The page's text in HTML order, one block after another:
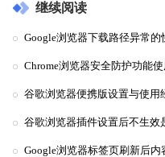
继续阅读
Google浏览器下载路径异常的
Chrome浏览器安全防护功能
谷歌浏览器便携版设置与使用
谷歌浏览器插件设置后不生效
Google浏览器标签页刷新后内